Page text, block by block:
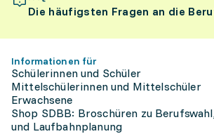
Die häufigsten Fragen an die
Informationen für
Schülerinnen und Schüler
Mittelschülerinnen und Mittelschüler
Erwachsene
Shop SDBB: Broschüren zu
und Laufbahnplanung